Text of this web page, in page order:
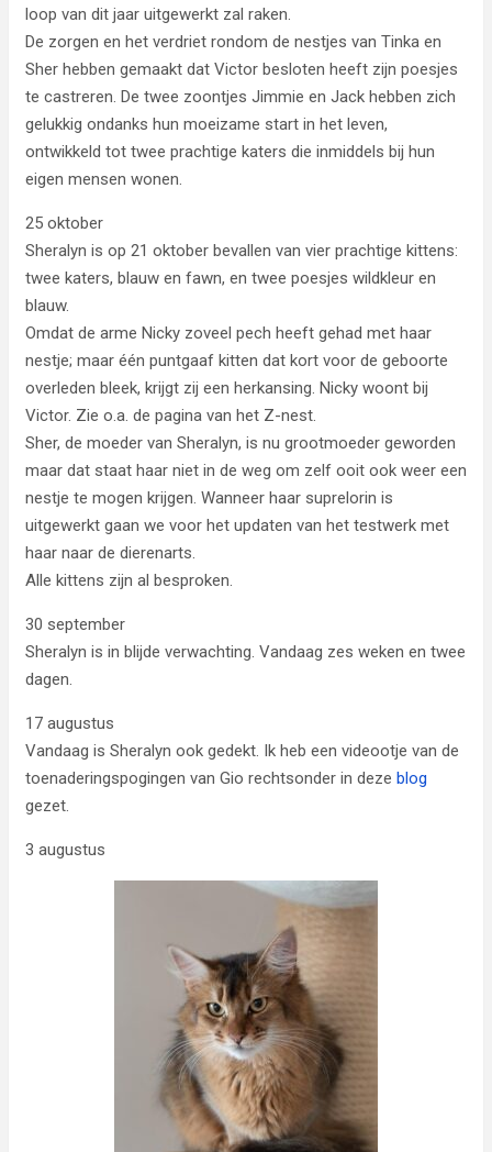
loop van dit jaar uitgewerkt zal raken.
De zorgen en het verdriet rondom de nestjes van Tinka en
Sher hebben gemaakt dat Victor besloten heeft zijn poesjes
te castreren. De twee zoontjes Jimmie en Jack hebben zich
gelukkig ondanks hun moeizame start in het leven,
ontwikkeld tot twee prachtige katers die inmiddels bij hun
eigen mensen wonen.
25 oktober
Sheralyn is op 21 oktober bevallen van vier prachtige kittens:
twee katers, blauw en fawn, en twee poesjes wildkleur en
blauw.
Omdat de arme Nicky zoveel pech heeft gehad met haar
nestje; maar één puntgaaf kitten dat kort voor de geboorte
overleden bleek, krijgt zij een herkansing. Nicky woont bij
Victor. Zie o.a. de pagina van het Z-nest.
Sher, de moeder van Sheralyn, is nu grootmoeder geworden
maar dat staat haar niet in de weg om zelf ooit ook weer een
nestje te mogen krijgen. Wanneer haar suprelorin is
uitgewerkt gaan we voor het updaten van het testwerk met
haar naar de dierenarts.
Alle kittens zijn al besproken.
30 september
Sheralyn is in blijde verwachting. Vandaag zes weken en twee
dagen.
17 augustus
Vandaag is Sheralyn ook gedekt. Ik heb een videootje van de
toenaderingspogingen van Gio rechtsonder in deze blog
gezet.
3 augustus